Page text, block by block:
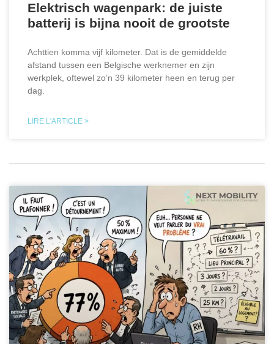
Elektrisch wagenpark: de juiste
batterij is bijna nooit de grootste
Achttien komma vijf kilometer. Dat is de gemiddelde
afstand tussen een Belgische werknemer en zijn
werkplek, oftewel zo’n 39 kilometer heen en terug per
dag.
LIRE L'ARTICLE >